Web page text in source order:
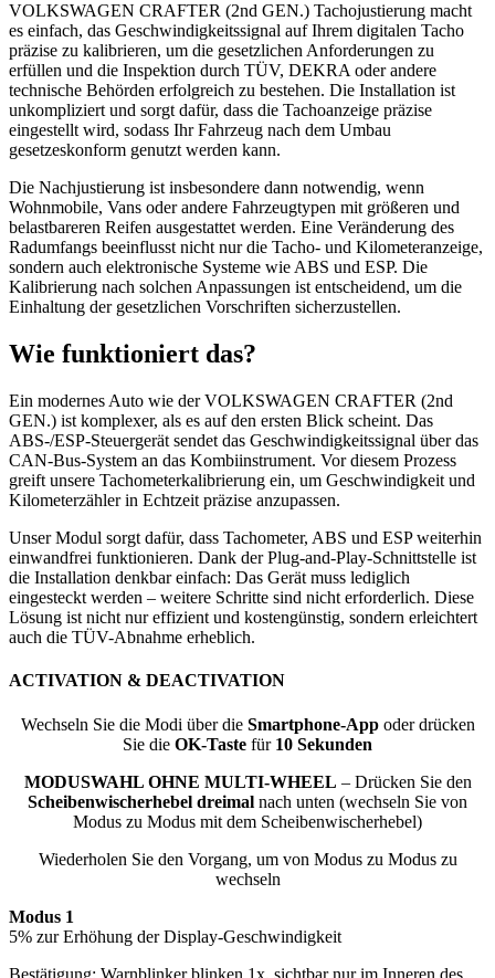
VOLKSWAGEN CRAFTER (2nd GEN.) Tachojustierung macht
es einfach, das Geschwindigkeitssignal auf Ihrem digitalen Tacho
präzise zu kalibrieren, um die gesetzlichen Anforderungen zu
erfüllen und die Inspektion durch TÜV, DEKRA oder andere
technische Behörden erfolgreich zu bestehen. Die Installation ist
unkompliziert und sorgt dafür, dass die Tachoanzeige präzise
eingestellt wird, sodass Ihr Fahrzeug nach dem Umbau
gesetzeskonform genutzt werden kann.
Die Nachjustierung ist insbesondere dann notwendig, wenn
Wohnmobile, Vans oder andere Fahrzeugtypen mit größeren und
belastbareren Reifen ausgestattet werden. Eine Veränderung des
Radumfangs beeinflusst nicht nur die Tacho- und Kilometeranzeige,
sondern auch elektronische Systeme wie ABS und ESP. Die
Kalibrierung nach solchen Anpassungen ist entscheidend, um die
Einhaltung der gesetzlichen Vorschriften sicherzustellen.
Wie funktioniert das?
Ein modernes Auto wie der VOLKSWAGEN CRAFTER (2nd
GEN.) ist komplexer, als es auf den ersten Blick scheint. Das
ABS-/ESP-Steuergerät sendet das Geschwindigkeitssignal über das
CAN-Bus-System an das Kombiinstrument. Vor diesem Prozess
greift unsere Tachometerkalibrierung ein, um Geschwindigkeit und
Kilometerzähler in Echtzeit präzise anzupassen.
Unser Modul sorgt dafür, dass Tachometer, ABS und ESP weiterhin
einwandfrei funktionieren. Dank der Plug-and-Play-Schnittstelle ist
die Installation denkbar einfach: Das Gerät muss lediglich
eingesteckt werden – weitere Schritte sind nicht erforderlich. Diese
Lösung ist nicht nur effizient und kostengünstig, sondern erleichtert
auch die TÜV-Abnahme erheblich.
ACTIVATION & DEACTIVATION
Wechseln Sie die Modi über die Smartphone-Appoder drücken
Sie die OK-Taste für 10 Sekunden
MODUSWAHL OHNE MULTI-WHEEL – Drücken Sie den
Scheibenwischerhebel dreimal nach unten (wechseln Sie von
Modus zu Modus mit dem Scheibenwischerhebel)
Wiederholen Sie den Vorgang, um von Modus zu Modus zu
wechseln
Modus 1
5% zur Erhöhung der Display-Geschwindigkeit
Bestätigung: Warnblinker blinken 1x, sichtbar nur im Inneren des